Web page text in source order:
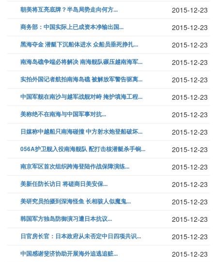
朝美将互亮底牌？半岛局势走向何方... 2015-12-23
商务部：中国实际上已成资本净输出国... 2015-12-23
黑海夺金 潜艇下沉船体进水 众船员垂死挣扎... 2015-12-23
南海岛礁争端必将解决 南海舰队碾压越南海军... 2015-12-23
实拍外国记者航拍南海岛礁 被解放军警告驱离... 2015-12-23
中国军舰在南沙与越军战舰对峙 掩护填海工程... 2015-12-23
美称绝不在南海与中国军事对抗... 2015-12-23
日媒称中越船只南海碰撞 中方射水炮登船破坏... 2015-12-23
056A护卫舰入役南海舰队 配打击核潜艇杀手锏... 2015-12-23
南京军区首次组织跨海登陆作战保障演练... 2015-12-23
美新任防长访日 将磋商日美安保... 2015-12-23
美研究员拍摄到深海怪鱼 长相骇人似魔鬼... 2015-12-23
韩国军方独岛防御演习遭日本抗议... 2015-12-23
日官房长官：日本政府从未否定中日四项共识... 2015-12-23
中国感谢斐济协助开展海外追逃追赃... 2015-12-23